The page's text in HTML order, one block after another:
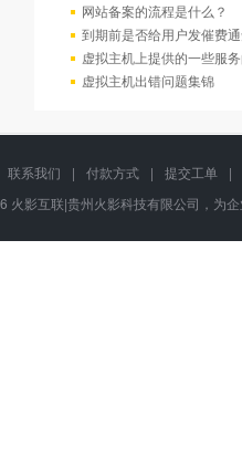
网站备案的流程是什么？
到期前是否给用户发催费
虚拟主机上提供的一些服
虚拟主机出错问题集锦
联系我们 | 付款方式 | 提交工单
|
火影互联|贵州火影科技有限公司，为